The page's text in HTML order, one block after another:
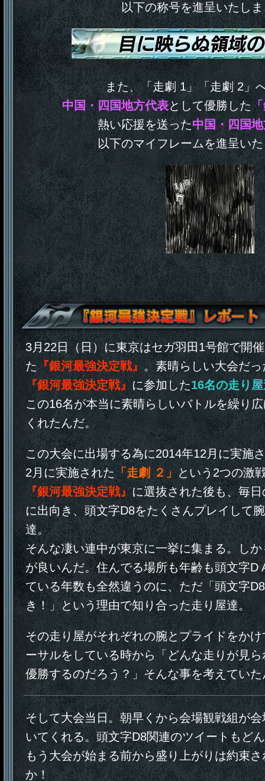
以下の称号を進呈いたし
また、「走劇 1」「走劇 2」
中国・四国地方代表として優勝した
熱い応援を送った中国・四国
以下のマイフレームを進呈い
3月22日（日）に東京はセガ羽田1号館で開
た 『銀河最強決定戦』 。素晴らしい大会だっ
『銀河最強決定戦』に参加した16名の走り
この16名が本当に素晴らしいバトルを繰り
くれたんだ。
この大会に出場する為に2014年12月に実施
2月に実施された 「走劇 ２」 という2つの激
『銀河最強決定戦』に選抜された後も、毎
に出向き、頭文字D8をたくさんプレイして
達。
そんな凄い連中が東京に一挙に集まる。しか
が良いんだ。住んでる場所も年齢も頭文字D
ている年数も全然違うのに、ただ「頭文字
き！」という理由で知り合った走り屋達。
その走り屋がそれぞれの腕とプライドをか
ーサルをしている時から「どんな走りが見
優勝するのだろう？」そんな事を考えていた
そして大会当日。朝早くから会場観戦組が
いてくれる。頭文字D8関連のツイートもど
もう大会が始まる前から盛り上がりは約束
か！